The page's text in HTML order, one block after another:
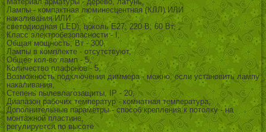
Материал арматуры - дерево, латунь,
Лампы - компактная люминесцентная (КЛЛ) ИЛИ
накаливания ИЛИ
светодиодная (LED), цоколь E27; 220 В; 60 Вт, ,
Класс электробезопасности - I,
Общая мощность, Вт - 300,
Лампы в комплекте - отсутствуют,
Общее кол-во ламп - 5,
Количество плафонов - 5,
Возможность подключения диммера - можно, если установить лампу
накаливания,
Степень пылевлагозащиты, IP - 20,
Диапазон рабочих температур - комнатная температура,
Дополнительные параметры - способ крепления к потолку - на
монтажной пластине,
регулируется по высоте